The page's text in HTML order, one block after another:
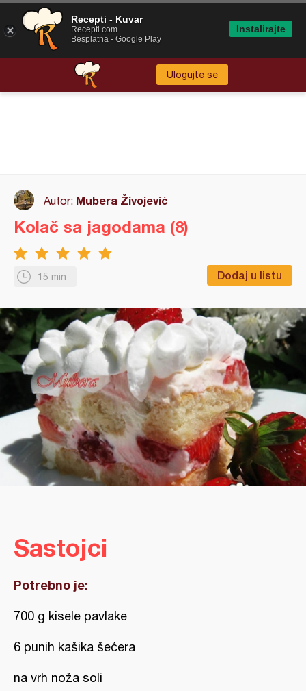
Ulogujte se
Autor: Mubera Živojević
15 min Dodaj u listu
Kolač sa jagodama (8)
Sastojci
Potrebno je:
700 g kisele pavlake
6 punih kašika šećera
na vrh noža soli
Recepti - Kuvar
Recepti.com
Besplatna - Google Play
Instalirajte